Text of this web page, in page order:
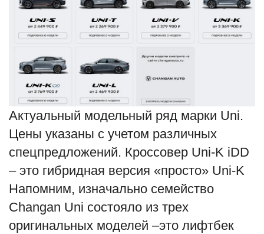
Актуальный модельный ряд марки Uni.
Цены указаны с учетом различных
спецпредложений. Кроссовер Uni-K iDD
– это гибридная версия «просто» Uni-K
Напомним, изначально семейство
Changan Uni состояло из трех
оригинальных моделей –это лифтбек